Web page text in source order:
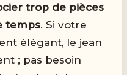
trop de pièces
temps. Si votre
élégant, le jean
; pas besoin